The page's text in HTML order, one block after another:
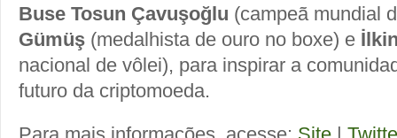
Buse Tosun Çavuşoğlu (campeã mundial
Gümüş (medalhista de ouro no boxe) e
nacional de vôlei), para inspirar a
futuro da criptomoeda.